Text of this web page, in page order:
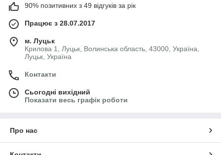
90% позитивних з 49 відгуків за рік
Працює з 28.07.2017
м. Луцьк
Крилова 1, Луцьк, Волинська область, 43000, Україна,
Луцьк, Україна
Контакти
Сьогодні вихідний
Показати весь графік роботи
Про нас